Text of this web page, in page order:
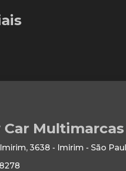
Car Multimarcas
3638 - Imirim - São